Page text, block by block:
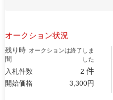
オークション状況
残り時
間
オークションは終了しま
した
入札件数 2 件
開始価格 3,300円